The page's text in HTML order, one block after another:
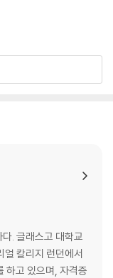
선이 어느 때보다 절
. 글래스고 대학교
얼 칼리지 런던에서
하고 있으며, 자격증